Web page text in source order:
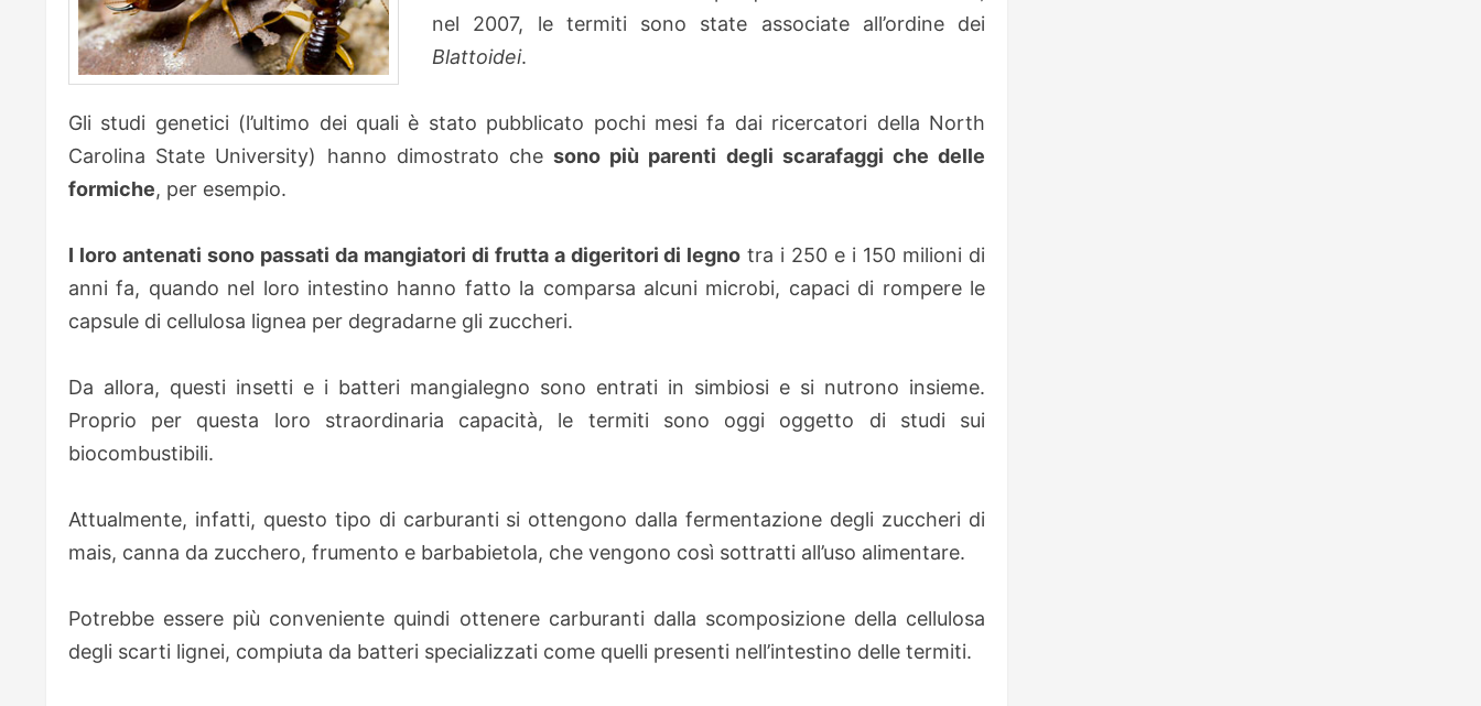
nel 2007, le termiti sono state associate all’ordine dei
Blattoidei.
Gli studi genetici (l’ultimo dei quali è stato pubblicato pochi mesi fa dai ricercatori della North
Carolina State University) hanno dimostrato che sono più parenti degli scarafaggi che delle
formiche, per esempio.
I loro antenati sono passati da mangiatori di frutta a digeritori di legno tra i 250 e i 150 milioni di
anni fa, quando nel loro intestino hanno fatto la comparsa alcuni microbi, capaci di rompere le
capsule di cellulosa lignea per degradarne gli zuccheri.
Da allora, questi insetti e i batteri mangialegno sono entrati in simbiosi e si nutrono insieme.
Proprio per questa loro straordinaria capacità, le termiti sono oggi oggetto di studi sui
biocombustibili.
Attualmente, infatti, questo tipo di carburanti si ottengono dalla fermentazione degli zuccheri di
mais, canna da zucchero, frumento e barbabietola, che vengono così sottratti all’uso alimentare.
Potrebbe essere più conveniente quindi ottenere carburanti dalla scomposizione della cellulosa
degli scarti lignei, compiuta da batteri specializzati come quelli presenti nell’intestino delle termiti.